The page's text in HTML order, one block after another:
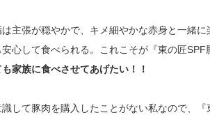
主張が穏やかで、キメ細やかな赤身と一緒
心して食べられる。これこそが『東の匠
家族に食べさせてあげたい！！
して豚肉を購入したことがない私なので、